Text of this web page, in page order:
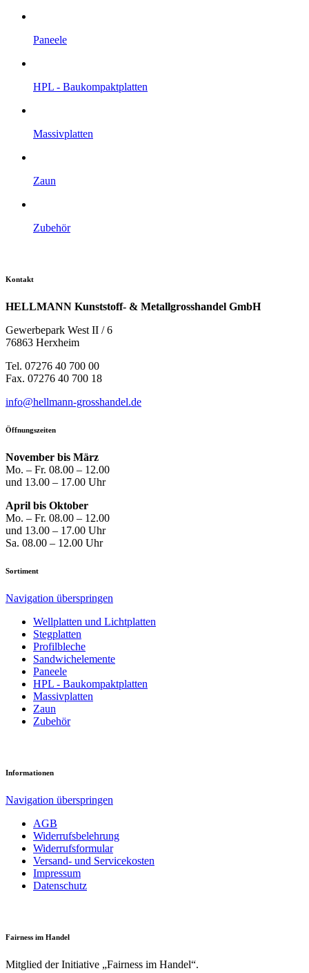
Paneele
HPL - Bau­kompakt­platten
Massiv­platten
Zaun
Zubehör
Kontakt
HELLMANN Kunststoff- & Metallgrosshandel GmbH
Gewerbepark West II / 6
76863 Herxheim
Tel. 07276 40 700 00
Fax. 07276 40 700 18
info@hellmann-grosshandel.de
Öffnungszeiten
November bis März
Mo. – Fr. 08.00 – 12.00
und 13.00 – 17.00 Uhr
April bis Oktober
Mo. – Fr. 08.00 – 12.00
und 13.00 – 17.00 Uhr
Sa. 08.00 – 12.00 Uhr
Sortiment
Navigation überspringen
Well­platten und Licht­platten
Steg­platten
Profil­bleche
Sandwich­elemente
Paneele
HPL - Bau­kompakt­platten
Massiv­platten
Zaun
Zubehör
Informationen
Navigation überspringen
AGB
Widerrufsbelehrung
Widerrufsformular
Versand- und Servicekosten
Impressum
Datenschutz
Fairness im Handel
Mitglied der Initiative „Fairness im Handel“.